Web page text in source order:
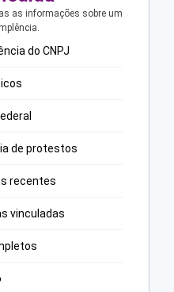
as informações sobre um
do CNPJ
de protestos
recentes
vinculadas